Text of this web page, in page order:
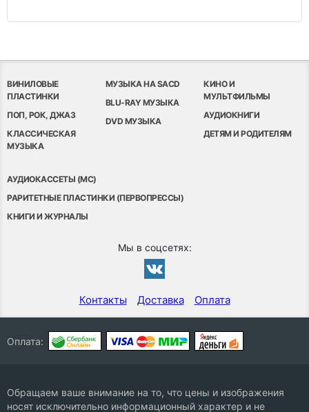
ВИНИЛОВЫЕ
ПЛАСТИНКИ
ПОП, РОК, ДЖАЗ
КЛАССИЧЕСКАЯ
МУЗЫКА
МУЗЫКА НА SACD
BLU-RAY МУЗЫКА
DVD МУЗЫКА
КИНО И
МУЛЬТФИЛЬМЫ
АУДИОКНИГИ
ДЕТЯМ И РОДИТЕЛЯМ
АУДИОКАССЕТЫ (MC)
РАРИТЕТНЫЕ ПЛАСТИНКИ (ПЕРВОПРЕССЫ)
КНИГИ И ЖУРНАЛЫ
Мы в соцсетях:
Контакты Доставка Оплата
Оплата:
Обращаем ваше внимание на то, что цены и изображения
носят исключительно информационный характер и не